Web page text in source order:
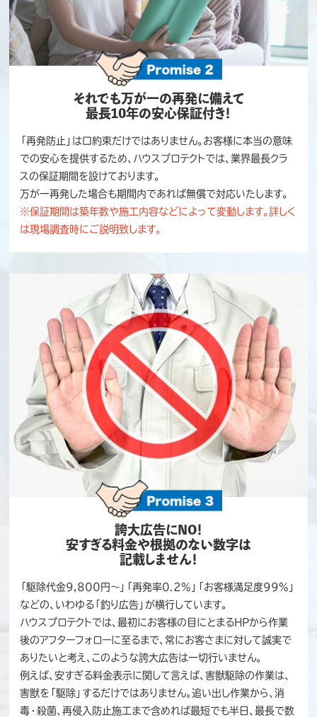
それでも万が一の再発に備えて
最長10年の安心保証付き！
「再発防止」は口約束だけではありません。お客様に本当の意味
での安心を提供するため、ハウスプロテクトでは、業界最長クラ
スの保証期間を設けております。
万が一再発した場合も期間内であれば無償で対応いたします。
※保証期間は築年数や施工内容などによって変動します。詳しく
は現場調査時にご説明致します。
誇大広告にNO！
安すぎる料金や根拠のない数字は
記載しません！
「駆除代金9,800円〜」「再発率0.2%」「お客様満足度99%」
などの、いわゆる「釣り広告」が横行しています。
ハウスプロテクトでは、最初にお客様の目にとまるHPから作業
後のアフターフォローに至るまで、常にお客さまに対して誠実で
ありたいと考え、このような誇大広告は一切行いません。
例えば、安すぎる料金表示に関して言えば、害獣駆除の作業は、
害獣を「駆除」するだけではありません。追い出し作業から、消
毒・殺菌、再侵入防止施工まで含めれば最短でも半日、最長で数